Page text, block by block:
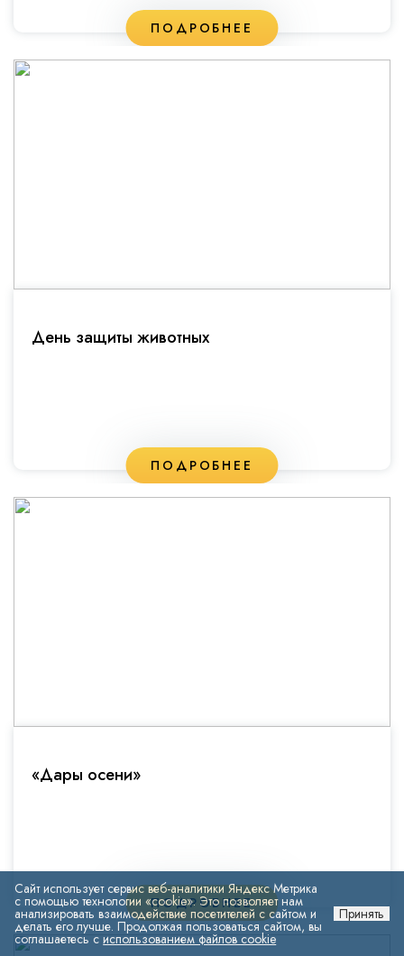
ПОДРОБНЕЕ
День защиты животных
ПОДРОБНЕЕ
«Дары осени»
ПОДРОБНЕЕ
Сайт использует сервис веб-аналитики Яндекс Метрика
с помощью технологии «cookie». Это позволяет нам
анализировать взаимодействие посетителей с сайтом и
делать его лучше. Продолжая пользоваться сайтом, вы
соглашаетесь сиспользованием файлов cookie
Принять